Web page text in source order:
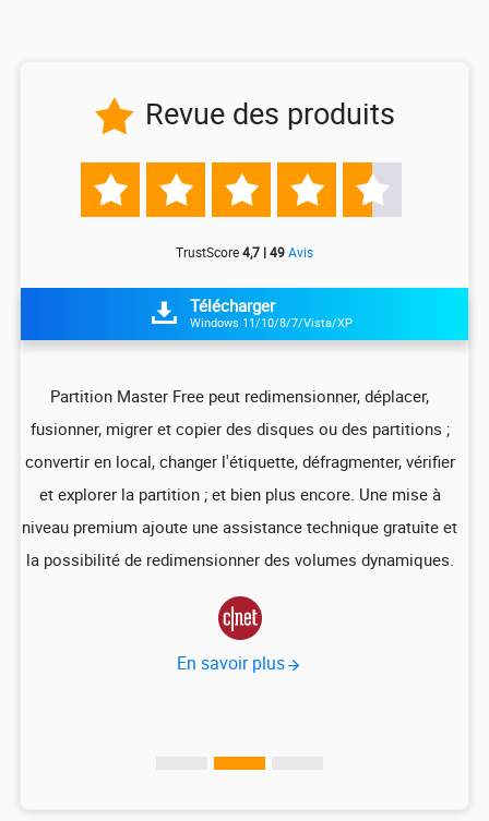
 Revue des produits
    
TrustScore4,7 | 49Avis
 Télécharger
Windows 11/10/8/7/Vista/XP
Partition Master Free peut redimensionner, déplacer,
fusionner, migrer et copier des disques ou des partitions ;
convertir en local, changer l'étiquette, défragmenter, vérifier
et explorer la partition ; et bien plus encore. Une mise à
niveau premium ajoute une assistance technique gratuite et
la possibilité de redimensionner des volumes dynamiques.

En savoir plus